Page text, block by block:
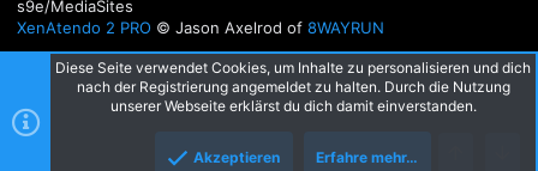
s9e/MediaSites
XenAtendo 2 PRO © Jason Axelrod of 8WAYRUN
Diese Seite verwendet Cookies, um Inhalte zu personalisieren und dich
nach der Registrierung angemeldet zu halten. Durch die Nutzung
unserer Webseite erklärst du dich damit einverstanden.
Akzeptieren Erfahre mehr…